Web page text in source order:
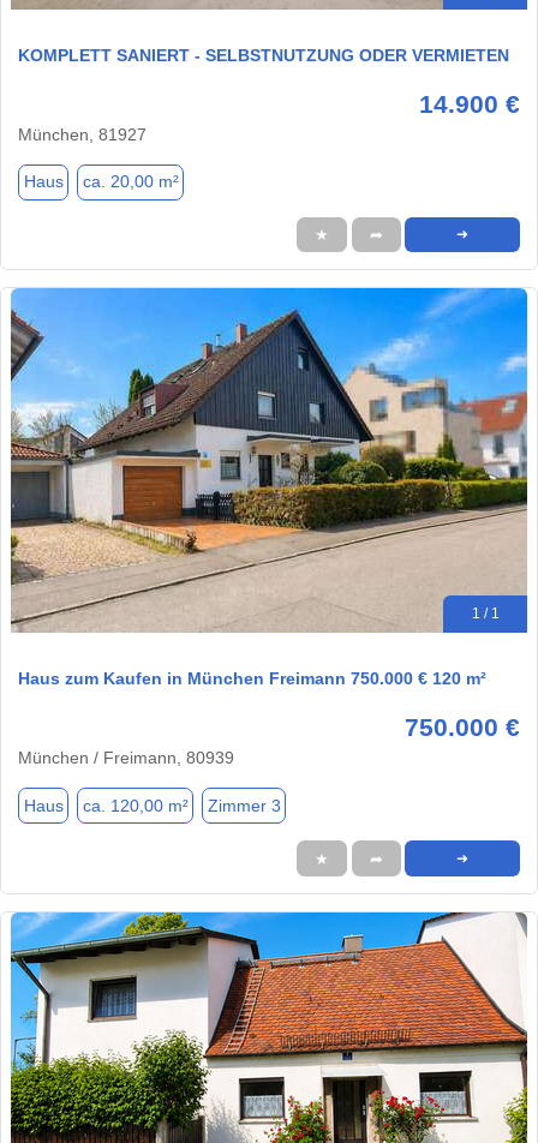
KOMPLETT SANIERT - SELBSTNUTZUNG ODER VERMIETEN
14.900 €
München, 81927
Haus ca. 20,00 m²
★ ➦ ➜
1 / 1
Haus zum Kaufen in München Freimann 750.000 € 120 m²
750.000 €
München / Freimann, 80939
Haus ca. 120,00 m² Zimmer 3
★ ➦ ➜